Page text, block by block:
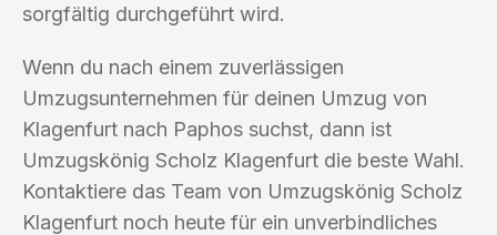
sorgfältig durchgeführt wird.
Wenn du nach einem zuverlässigen
Umzugsunternehmen für deinen Umzug von
Klagenfurt nach Paphos suchst, dann ist
Umzugskönig Scholz Klagenfurt die beste Wahl.
Kontaktiere das Team von Umzugskönig Scholz
Klagenfurt noch heute für ein unverbindliches